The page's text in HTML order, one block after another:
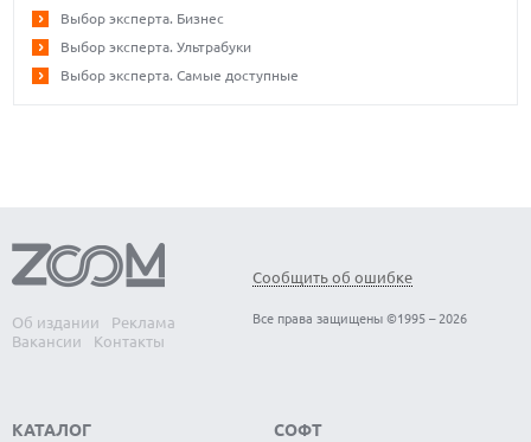
Выбор эксперта. Бизнес
Выбор эксперта. Ультрабуки
Выбор эксперта. Самые доступные
Об издании
Реклама
Вакансии
Контакты
Сообщить об ошибке
Все права защищены ©1995 – 2026
КАТАЛОГ
СОФТ